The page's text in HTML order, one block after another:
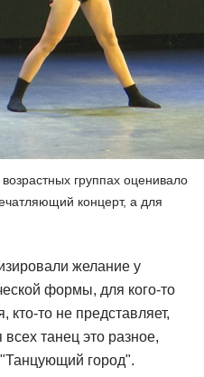
группах оценивало
концерт, а для
желание у
формы, для кого-то
то не представляет,
танец это разное,
город".